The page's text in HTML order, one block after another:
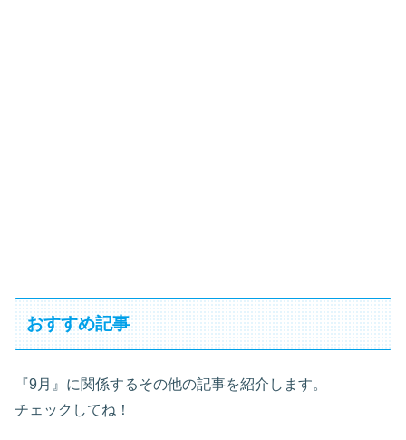
おすすめ記事
『9月』に関係するその他の記事を紹介します。
チェックしてね！